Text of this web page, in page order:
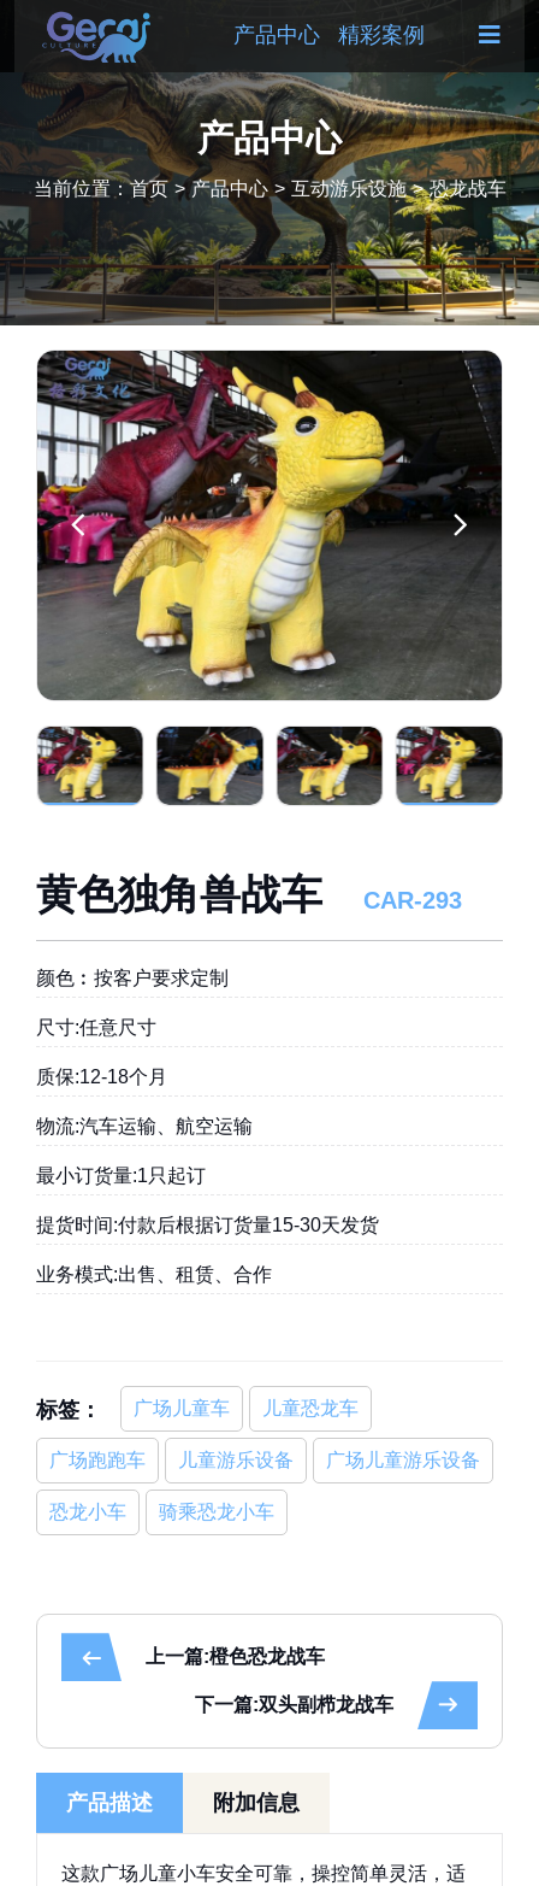
产品中心 精彩案例
产品中心
当前位置：首页 > 产品中心 > 互动游乐设施 > 恐龙战车
黄色独角兽战车 CAR-293
颜色︰按客户要求定制
尺寸:任意尺寸
质保:12-18个月
物流:汽车运输、航空运输
最小订货量:1只起订
提货时间:付款后根据订货量15-30天发货
业务模式:出售、租赁、合作
标签： 广场儿童车 儿童恐龙车
广场跑跑车 儿童游乐设备 广场儿童游乐设备
恐龙小车 骑乘恐龙小车
上一篇:橙色恐龙战车
下一篇:双头副栉龙战车
产品描述 附加信息
这款广场儿童小车安全可靠，操控简单灵活，适